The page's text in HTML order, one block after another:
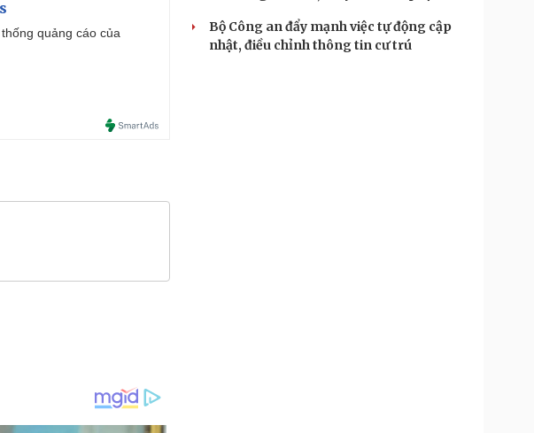
quảng cáo của
Bộ Công an đẩy mạnh việc tự động cập
nhật, điều chỉnh thông tin cư trú